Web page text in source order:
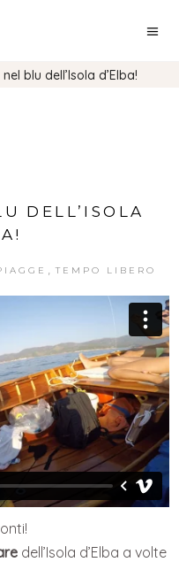
blu dell’Isola d’Elba!
DELL’ISOLA
, TEMPO LIBERO
dell’Isola d’Elba a volte